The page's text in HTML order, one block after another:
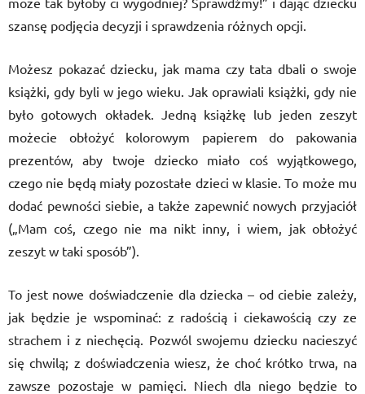
szansę podjęcia decyzji i sprawdzenia różnych opcji.
Możesz pokazać dziecku, jak mama czy tata dbali o swoje
książki, gdy byli w jego wieku. Jak oprawiali książki, gdy nie
było gotowych okładek. Jedną książkę lub jeden zeszyt
możecie obłożyć kolorowym papierem do pakowania
prezentów, aby twoje dziecko miało coś wyjątkowego,
czego nie będą miały pozostałe dzieci w klasie. To może mu
dodać pewności siebie, a także zapewnić nowych przyjaciół
(„Mam coś, czego nie ma nikt inny, i wiem, jak obłożyć
zeszyt w taki sposób”).
To jest nowe doświadczenie dla dziecka – od ciebie zależy,
jak będzie je wspominać: z radością i ciekawością czy ze
strachem i z niechęcią. Pozwól swojemu dziecku nacieszyć
się chwilą; z doświadczenia wiesz, że choć krótko trwa, na
zawsze pozostaje w pamięci. Niech dla niego będzie to